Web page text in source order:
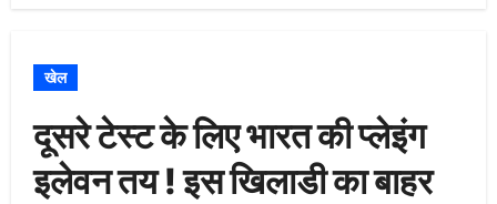
खेल
दूसरे टेस्ट के लिए भारत की प्लेइंग
इलेवन तय ! इस खिलाडी का बाहर